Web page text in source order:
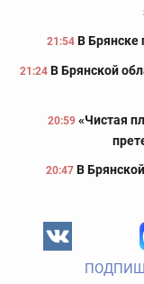
21:54 В Брянске
21:24 В Брянской
20:59 «Чистая
20:47 В